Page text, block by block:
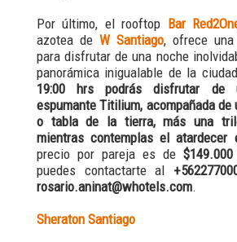
Por último, el rooftop Bar
azotea de W Santiago, ofrece
para disfrutar de una noche
panorámica inigualable de la
19:00 hrs podrás disfrutar de
espumante Titilium, acompañada de
o tabla de la tierra, más una
mientras contemplas el atardecer
precio por pareja es de $149.000
puedes contactarte al
rosario.aninat@whotels.com.
Sheraton Santiago